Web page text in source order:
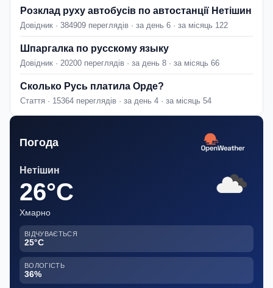
Розклад руху автобусів по автостанції Нетішин
Довідник · 384909 переглядів · за день 6 · за місяць 122
Шпаргалка по русскому языку
Довідник · 20200 переглядів · за день 8 · за місяць 66
Сколько Русь платила Орде?
Стаття · 15364 переглядів · за день 4 · за місяць 54
Погода
Нетішин
26°C
Хмарно
ВІДЧУВАЄТЬСЯ
25°C
ВОЛОГІСТЬ
36%